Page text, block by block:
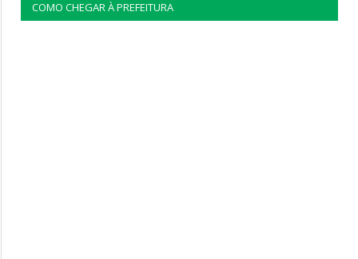
COMO CHEGAR À PREFEITURA